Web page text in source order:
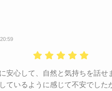
安心して、自然と気持ちを話せ
ているように感じて不安でし